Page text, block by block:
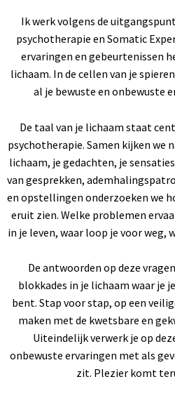
Ik werk volgens de
psychotherapie en Somatic
ervaringen en gebeurtenissen
lichaam. In de cellen van je
al je bewuste en onbewuste
De taal van je lichaam staat
psychotherapie. Samen kijken we
lichaam, je gedachten, je
van gesprekken,
en opstellingen onderzoeken we
eruit zien. Welke problemen
in je leven, waar loop je voor weg,
De antwoorden op deze
blokkades in je lichaam waar je
bent. Stap voor stap, op een
maken met de kwetsbare en
Uiteindelijk verwerk je op
onbewuste ervaringen met als
zit. Plezier komt